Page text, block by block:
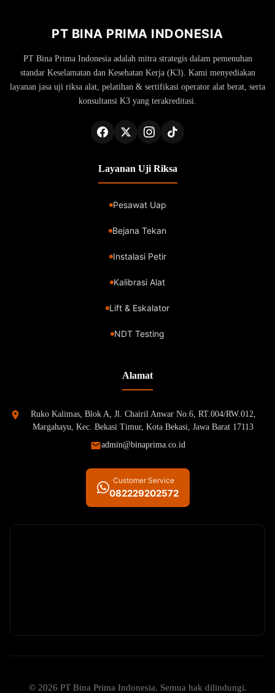
PT BINA PRIMA INDONESIA
PT Bina Prima Indonesia adalah mitra strategis dalam pemenuhan
standar Keselamatan dan Kesehatan Kerja (K3). Kami menyediakan
layanan jasa uji riksa alat, pelatihan & sertifikasi operator alat berat, serta
konsultansi K3 yang terakreditasi.
Layanan Uji Riksa
Pesawat Uap
Bejana Tekan
Instalasi Petir
Kalibrasi Alat
Lift & Eskalator
NDT Testing
Alamat
Ruko Kalimas, Blok A, Jl. Chairil Anwar No.6, RT.004/RW.012,
Margahayu, Kec. Bekasi Timur, Kota Bekasi, Jawa Barat 17113
admin@binaprima.co.id
Customer Service
082229202572
© 2026 PT Bina Prima Indonesia. Semua hak dilindungi.